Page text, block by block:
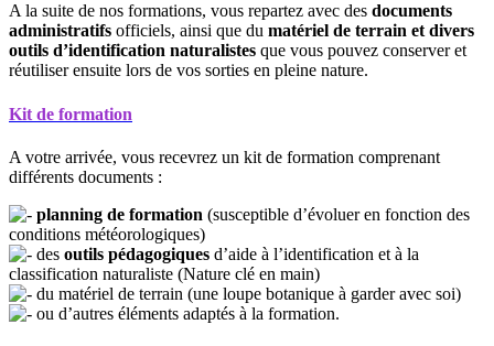
A la suite de nos formations, vous repartez avec des documents
administratifs officiels, ainsi que du matériel de terrain et divers
outils d’identification naturalistes que vous pouvez conserver et
réutiliser ensuite lors de vos sorties en pleine nature.
Kit de formation
A votre arrivée, vous recevrez un kit de formation comprenant
différents documents :
planning de formation (susceptible d’évoluer en fonction des
conditions météorologiques)
des outils pédagogiques d’aide à l’identification et à la
classification naturaliste (Nature clé en main)
du matériel de terrain (une loupe botanique à garder avec soi)
ou d’autres éléments adaptés à la formation.